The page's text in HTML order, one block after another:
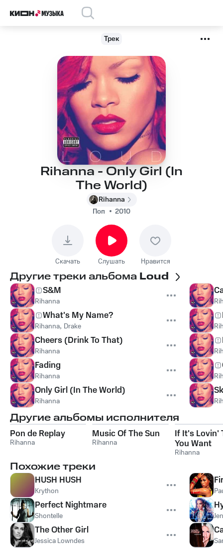
Трек
Rihanna - Only Girl (In
The World)
Rihanna
Поп
2010
Скачать Слушать Нравится
Другие треки альбома Loud
S&M
Rihanna
What's My Name?
Rihanna, Drake
Cheers (Drink To That)
Rihanna
Fading
Rihanna
Only Girl (In The World)
Rihanna
Другие альбомы исполнителя
Pon de Replay
Rihanna
Music Of The Sun
Rihanna
If It's Lovin'
You Want
Rihanna
Похожие треки
HUSH HUSH
Krython
Perfect Nightmare
Shontelle
The Other Girl
Jessica Lowndes